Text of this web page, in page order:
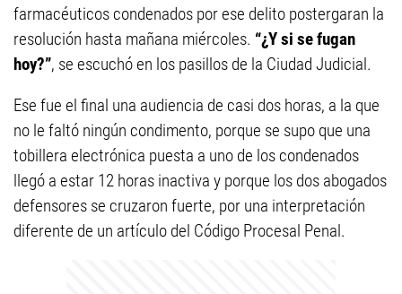
farmacéuticos condenados por ese delito postergaran la
resolución hasta mañana miércoles. “¿Y si se fugan
hoy?”, se escuchó en los pasillos de la Ciudad Judicial.
Ese fue el final una audiencia de casi dos horas, a la que
no le faltó ningún condimento, porque se supo que una
tobillera electrónica puesta a uno de los condenados
llegó a estar 12 horas inactiva y porque los dos abogados
defensores se cruzaron fuerte, por una interpretación
diferente de un artículo del Código Procesal Penal.